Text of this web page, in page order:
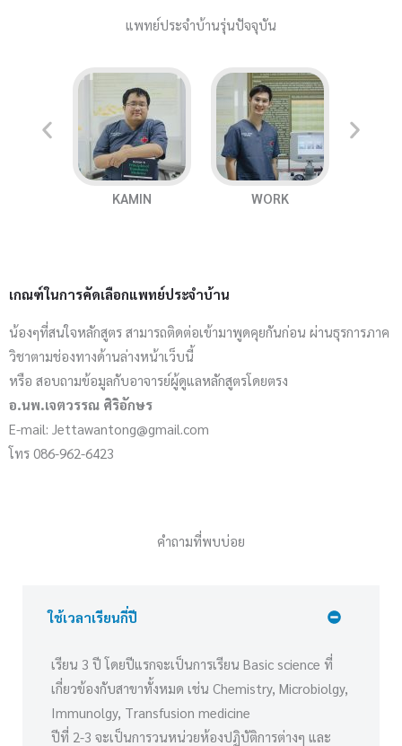
แพทย์ประจำบ้านรุ่นปัจจุบัน
KAMIN WORK
เกณฑ์ในการคัดเลือกแพทย์ประจำบ้าน
น้องๆที่สนใจหลักสูตร สามารถติดต่อเข้ามาพูดคุยกันก่อน ผ่านธุรการภาค
วิชาตามช่องทางด้านล่างหน้าเว็บนี้
หรือ สอบถามข้อมูลกับอาจารย์ผู้ดูแลหลักสูตรโดยตรง
อ.นพ.เจตวรรณ ศิริอักษร
E-mail: Jettawantong@gmail.com
โทร 086-962-6423
คำถามที่พบบ่อย
ใช้เวลาเรียนกี่ปี
เรียน 3 ปี โดยปีแรกจะเป็นการเรียน Basic science ที่
เกี่ยวข้องกับสาขาทั้งหมด เช่น Chemistry, Microbiolgy,
Immunolgy, Transfusion medicine
ปีที่ 2-3 จะเป็นการวนหน่วยห้องปฏิบัติการต่างๆ และ